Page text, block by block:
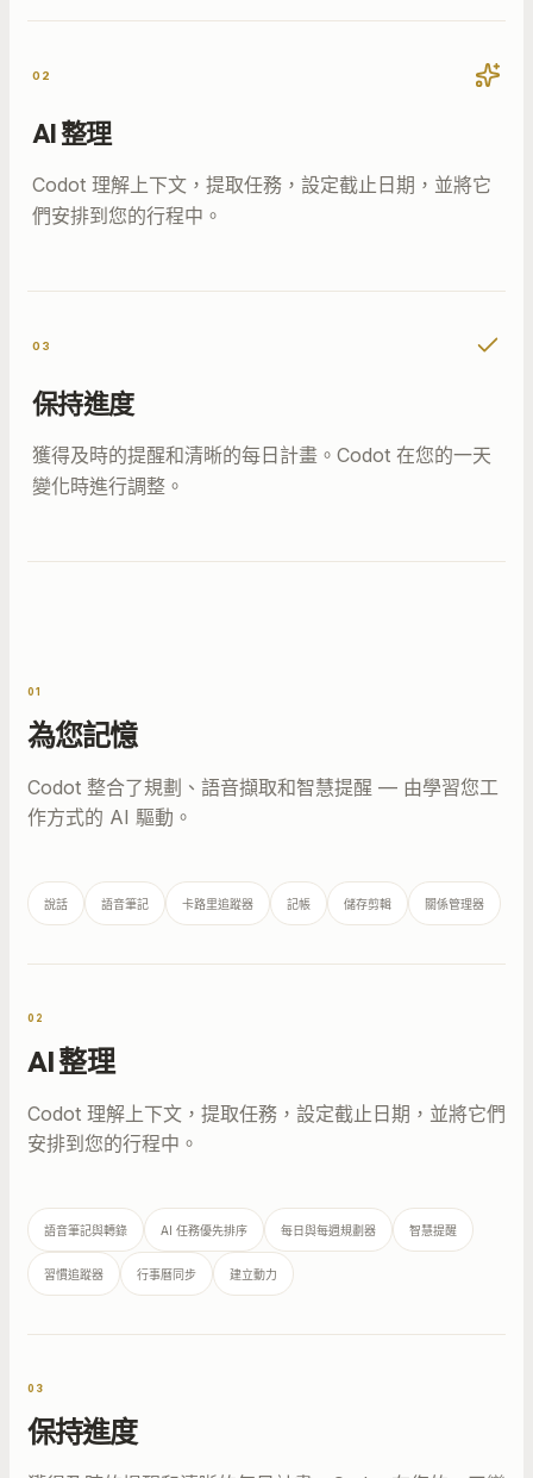
02
AI 整理
Codot 理解上下文，提取任務，設定截止日期，並將它
們安排到您的行程中。
03
保持進度
獲得及時的提醒和清晰的每日計畫。Codot 在您的一天
變化時進行調整。
01
為您記憶
Codot 整合了規劃、語音擷取和智慧提醒 — 由學習您工
作方式的 AI 驅動。
說話 語音筆記 卡路里追蹤器 記帳 儲存剪輯 關係管理器
02
AI 整理
Codot 理解上下文，提取任務，設定截止日期，並將它們
安排到您的行程中。
語音筆記與轉錄 AI 任務優先排序 每日與每週規劃器 智慧提醒
習慣追蹤器 行事曆同步 建立動力
03
保持進度